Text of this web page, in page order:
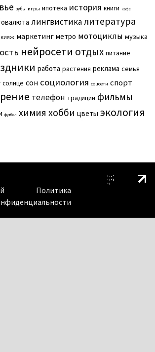
зубы игры ипотека история книги кофе
лингвистикалитература
маркетинг метро мотоциклы музыка
нейросети отдых питание
работа растения реклама семья
солнце сон социология соцсети спорт
телефон традиции фильмы
футбол химия хобби цветы экология
Политика